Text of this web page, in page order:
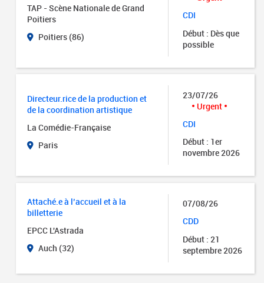
TAP - Scène Nationale de Grand
Poitiers
Poitiers (86)
CDI
Début : Dès que
possible
Directeur.rice de la production et
de la coordination artistique
La Comédie-Française
Paris
23/07/26
Urgent
CDI
Début : 1er
novembre 2026
Attaché.e à l’accueil et à la
billetterie
EPCC L'Astrada
Auch (32)
07/08/26
CDD
Début : 21
septembre 2026